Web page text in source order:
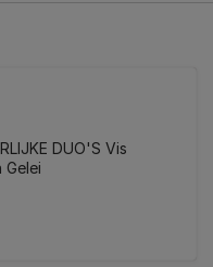
DUO'S Vis
Gelei